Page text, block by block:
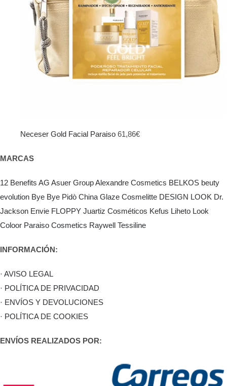
Neceser Gold Facial Paraiso 61,86€
MARCAS
12 Benefits AG Asuer GroupAlexandre Cosmetics BELKOS beuty
evolution Bye Bye Pidò China Glaze Cosmelitte DESIGN LOOK Dr.
Jackson Envie FLOPPY Juartiz Cosméticos Kefus Liheto Look
Coloor Paraiso Cosmetics Raywell Tessiline
INFORMACIÓN:
· AVISO LEGAL
· POLÍTICA DE PRIVACIDAD
· ENVÍOS Y DEVOLUCIONES
· POLÍTICA DE COOKIES
ENVÍOS REALIZADOS POR: